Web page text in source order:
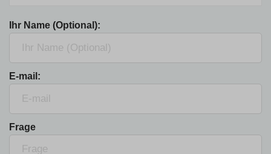
Ihr Name (Optional):
E-mail:
Frage